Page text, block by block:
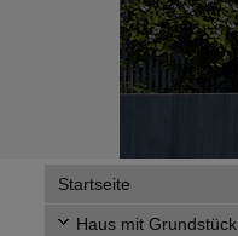
Startseite
Haus mit Grundstück